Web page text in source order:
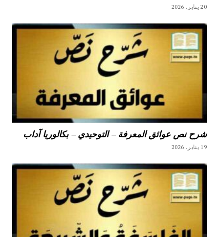
20 يناير، 2026
شرح نص عوائق المعرفة – التوحيدي – بكالوريا آداب
19 يناير، 2026